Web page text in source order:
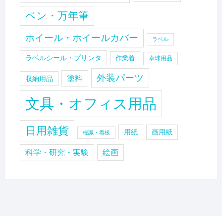
ペン・万年筆
ホイール・ホイールカバー ラベル
ラベルシール・プリンタ 作業着 卓球用品
収納用品 塗料 外装パーツ
文具・オフィス用品
日用雑貨 標識・看板 用紙 画用紙
科学・研究・実験 絵画